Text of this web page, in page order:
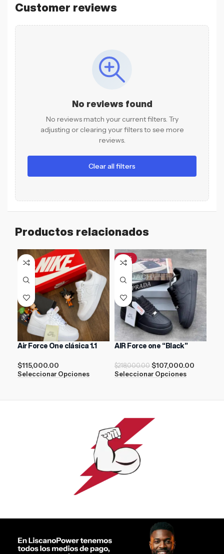
Customer reviews
No reviews found
No reviews match your current filters. Try
adjusting or clearing your filters to see more
reviews.
Clear all filters
Productos relacionados
Air Force One clásica 1.1
$115,000.00
Seleccionar Opciones
-51%
AIR Force one “Black”
$218,000.00 $107,000.00
Seleccionar Opciones